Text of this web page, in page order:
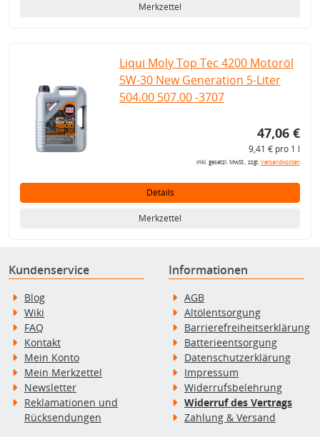
Merkzettel
Liqui Moly Top Tec 4200 Motoröl
5W-30 New Generation 5-Liter
504.00 507.00 -3707
47,06 €
9,41 € pro 1 l
inkl. gesetzl. MwSt., zzgl.Versandkosten
Details
Merkzettel
Kundenservice
Blog
Wiki
FAQ
Kontakt
Mein Konto
Mein Merkzettel
Newsletter
Reklamationen und
Rücksendungen
Informationen
AGB
Altölentsorgung
Barrierefreiheitserklärung
Batterieentsorgung
Datenschutzerklärung
Impressum
Widerrufsbelehrung
Widerruf des Vertrags
Zahlung & Versand